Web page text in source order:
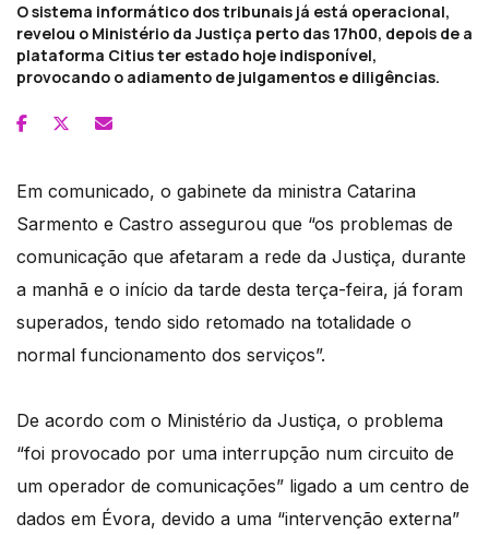
O sistema informático dos tribunais já está operacional,
revelou o Ministério da Justiça perto das 17h00, depois de a
plataforma Citius ter estado hoje indisponível,
provocando o adiamento de julgamentos e diligências.
Em comunicado, o gabinete da ministra Catarina
Sarmento e Castro assegurou que “os problemas de
comunicação que afetaram a rede da Justiça, durante
a manhã e o início da tarde desta terça-feira, já foram
superados, tendo sido retomado na totalidade o
normal funcionamento dos serviços”.
De acordo com o Ministério da Justiça, o problema
“foi provocado por uma interrupção num circuito de
um operador de comunicações” ligado a um centro de
dados em Évora, devido a uma “intervenção externa”